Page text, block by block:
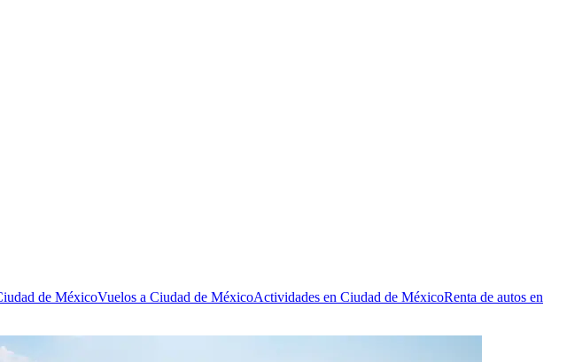
de MéxicoVuelos a Ciudad de MéxicoActividades en Ciudad de MéxicoRenta de autos en